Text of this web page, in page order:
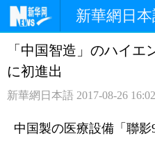
新華網日
ホームページ 政
観光
「中国智造」のハイ
に初進出
新華網日本語 2017-08-26
中国製の医療設備「聯影